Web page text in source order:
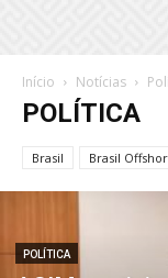
Início Notícias
POLÍTICA
Brasil Brasil
POLÍTICA